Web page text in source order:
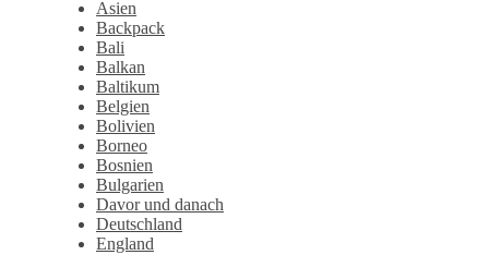
Asien
Backpack
Bali
Balkan
Baltikum
Belgien
Bolivien
Borneo
Bosnien
Bulgarien
Davor und danach
Deutschland
England